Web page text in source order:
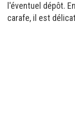
l'éventuel dépôt.
carafe, il est